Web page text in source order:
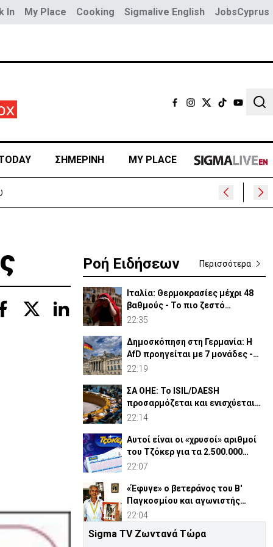
In My Place Cooking Sigmalive English JobsCyprus
ΣΗΜΕΡΙΝΗ MY PLACE
Ροή Ειδήσεων Περισσότερα
Ιταλία: Θερμοκρασίες μέχρι 48
βαθμούς - Το πιο ζεστό
καλοκαίρι των 100 χρόνων
22:35
Δημοσκόπηση στη Γερμανία: Η
AfD προηγείται με 7 μονάδες -
Διεύρυνε τη διαφορά
22:19
ΣΑ ΟΗΕ: Το ISIL/DAESH
προσαρμόζεται και ενισχύεται
στην Αφρική - Πώς απειλεί
22:14
Αυτοί είναι οι «χρυσοί» αριθμοί
του Τζόκερ για τα 2.500.000
ευρώ
22:07
«Έφυγε» ο βετεράνος του Β'
Παγκοσμίου και αγωνιστής
ΕΟΚΑ, Παύλος Μ. Κασάπης
22:04
«Όχι» 9 χωρών σε ισχυρισμό
Sigma TV Ζωντανά Τώρα